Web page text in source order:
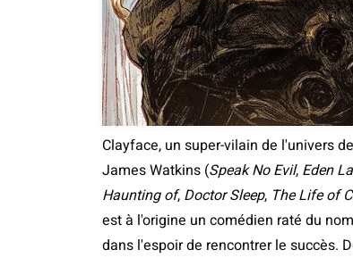
Clayface, un super-vilain de l'univers
James Watkins (Speak No Evil, Eden
Haunting of, Doctor Sleep, The Life of
est à l'origine un comédien raté du
dans l'espoir de rencontrer le succès.